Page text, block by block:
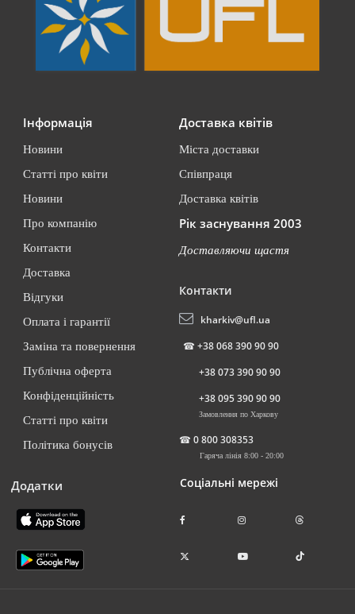
Інформація
Новини
Статті про квіти
Новини
Про компанію
Контакти
Доставка
Відгуки
Оплата і гарантії
Заміна та повернення
Публічна оферта
Конфіденційність
Статті про квіти
Політика бонусів
Додатки
Доставка квітів
Міста доставки
Співпраця
Доставка квітів
Рік заснування 2003
Доставляючи щастя
Контакти
kharkiv@ufl.ua
☎ +38 068 390 90 90
+38 073 390 90 90
+38 095 390 90 90
Замовлення по Харкову
☎ 0 800 308353
Гаряча лінія 8:00 - 20:00
Соціальні мережі